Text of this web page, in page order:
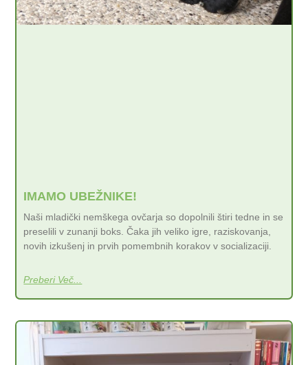
IMAMO UBEŽNIKE!
Naši mladički nemškega ovčarja so dopolnili štiri tedne in se
preselili v zunanji boks. Čaka jih veliko igre, raziskovanja,
novih izkušenj in prvih pomembnih korakov v socializaciji.
Preberi Več...